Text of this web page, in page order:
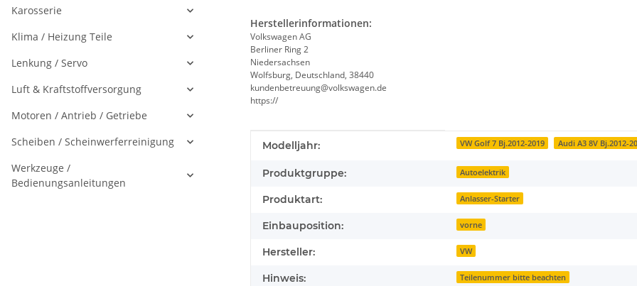
Herstellerinformationen:
Volkswagen AG
Berliner Ring 2
Niedersachsen
Wolfsburg, Deutschland, 38440
kundenbetreuung@volkswagen.de
https://
Produkteigenschaft
Wert
Modelljahr: VW Golf 7 Bj.2012-2019 Audi A3 8V Bj.2012-
Produktgruppe: Autoelektrik
Produktart: Anlasser-Starter
Einbauposition: vorne
Hersteller: VW
Hinweis: Teilenummer bitte beachten
Karosserie
Klima / Heizung Teile
Lenkung / Servo
Luft & Kraftstoffversorgung
Motoren / Antrieb / Getriebe
Scheiben / Scheinwerferreinigung
Werkzeuge /
Bedienungsanleitungen